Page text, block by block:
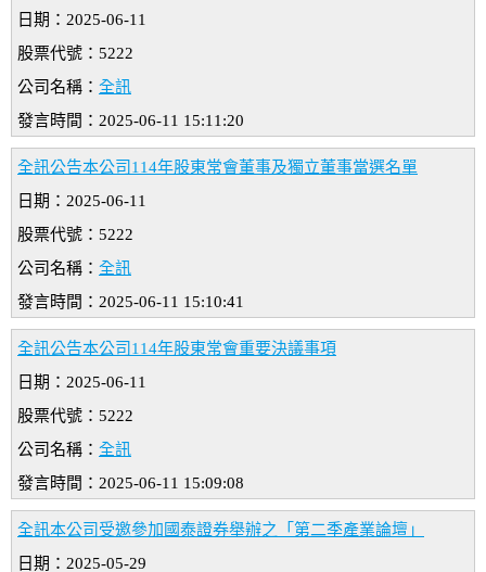
日期：2025-06-11
股票代號：5222
公司名稱： 全訊
發言時間：2025-06-11 15:11:20
全訊公告本公司114年股東常會董事及獨立董事當選名單
日期：2025-06-11
股票代號：5222
公司名稱： 全訊
發言時間：2025-06-11 15:10:41
全訊公告本公司114年股東常會重要決議事項
日期：2025-06-11
股票代號：5222
公司名稱： 全訊
發言時間：2025-06-11 15:09:08
全訊本公司受邀參加國泰證券舉辦之「第二季產業論壇」
日期：2025-05-29